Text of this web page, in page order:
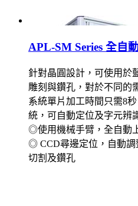
APL-SM Series 全自
針對晶圓設計，可使用於
雕刻與鑽孔，對於不同的
系統單片加工時間只需8
統，可自動定位及字元辨
◎使用機械手臂，全自動
◎ CCD尋邊定位，自動
切割及鑽孔